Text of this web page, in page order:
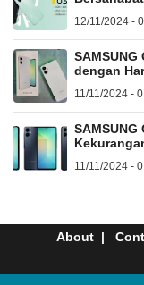
12/11/2024 -
dengan
11/11/2024 -
11/11/2024 -
About